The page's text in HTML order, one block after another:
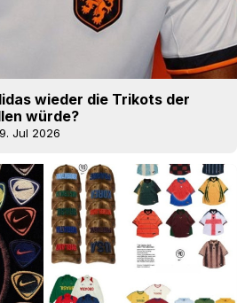
wieder die Trikots der
würde?
Jul 2026